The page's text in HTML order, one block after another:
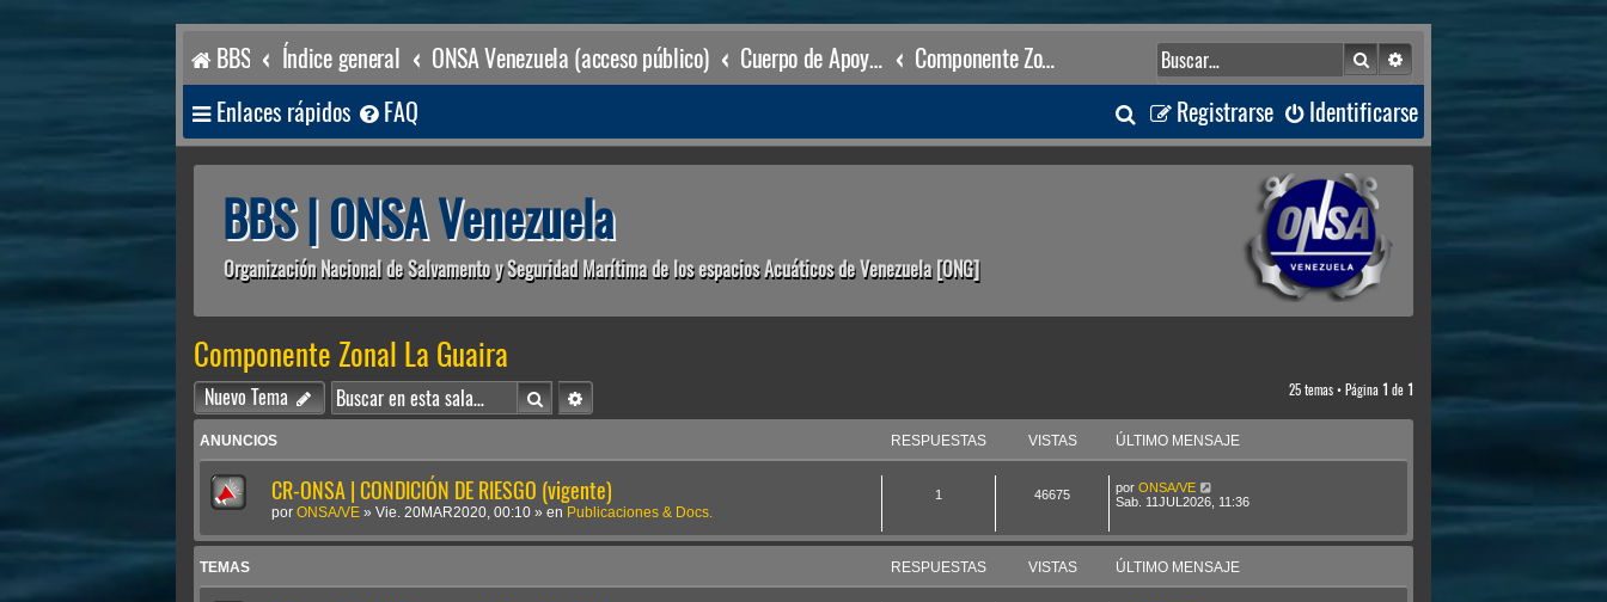
BBS Índice general ONSA Venezuela (acceso público) Cuerpo de Apoyo & Salvamento Marítimo (órgano operacional) Componente Zonal La Guaira BuscarBúsqueda avanzada
Enlaces rápidos FAQ Identificarse
Registrarse
B
u
a
BBS | ONSA Venezuela
Organización Nacional de Salvamento y Seguridad Marítima de los espacios Acuáticos de Venezuela [ONG]
Componente Zonal La Guaira
Nuevo Tema BuscarBúsqueda avanzada 25 temas • Página 1 de 1
ANUNCIOS RESPUESTAS VISTAS ÚLTIMO MENSAJE
CR-ONSA | CONDICIÓN DE RIESGO (vigente)
por ONSA/VE » Vie. 20MAR2020, 00:10 » en Publicaciones & Docs.
1 46675 por ONSA/VE
Sab. 11JUL2026, 11:36
TEMAS RESPUESTAS VISTAS ÚLTIMO MENSAJE